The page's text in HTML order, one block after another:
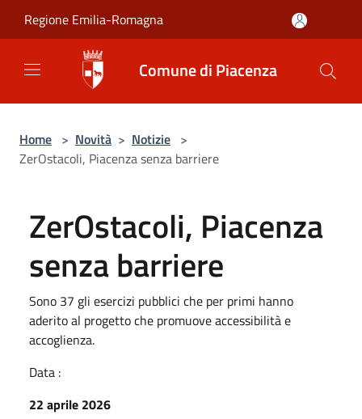
Regione Emilia-Romagna
Comune di Piacenza
Home > Novità > Notizie >
ZerOstacoli, Piacenza senza barriere
ZerOstacoli, Piacenza
senza barriere
Sono 37 gli esercizi pubblici che per primi hanno
aderito al progetto che promuove accessibilità e
accoglienza.
Data :
22 aprile 2026